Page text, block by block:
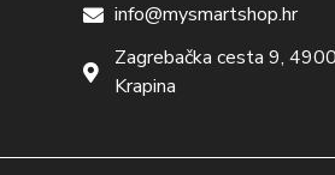
info@mysmartshop.hr
Zagrebačka cesta 9,
Krapina